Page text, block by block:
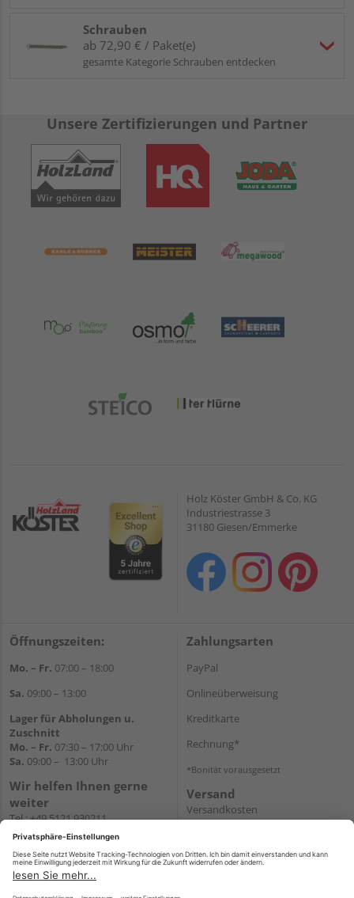
Schrauben
ab 72,90 € / Paket(e)
gesamte Kategorie Schrauben entdecken
Unsere Zertifizierungen und Partner
Holz Köster GmbH & Co. KG
Industriestrasse 3
31180 Giesen/Emmerke
Öffnungszeiten:
Mo. – Fr. 07:00 – 18:00
Sa. 09:00 – 13:00
Lager für Abholungen u.
Zuschnitt
Mo. – Fr. 07:30 – 17:00 Uhr
Sa. 09:00 – 13:00 Uhr
Wir helfen Ihnen gerne
weiter
Tel.:+49 5121 930211
E-Mail:holzlandshop@holzland-
Newsletter
Zahlungsarten
PayPal
Onlineüberweisung
Kreditkarte
Rechnung*
*Bonität vorausgesetzt
Versand
Versandkosten